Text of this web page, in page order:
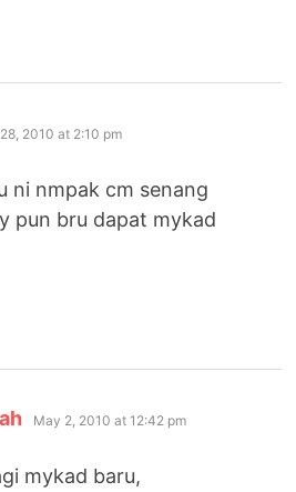
2010 at 2:10 pm
ni nmpak cm senang
pun bru dapat mykad
says:
May 2, 2010 at 12:42 pm
mykad baru,